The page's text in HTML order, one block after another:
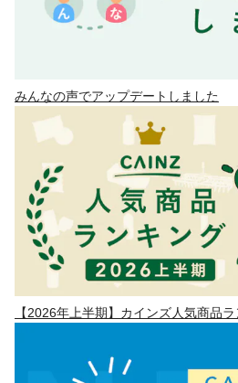
みんなの声でアップデートしました
【2026年上半期】カインズ人気商品